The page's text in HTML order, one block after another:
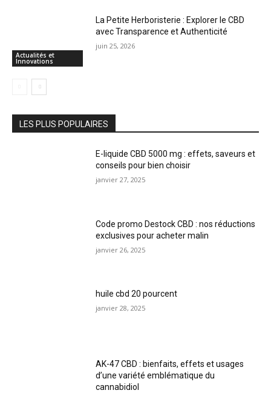
Actualités et
Innovations
La Petite Herboristerie : Explorer le CBD
avec Transparence et Authenticité
juin 25, 2026
LES PLUS POPULAIRES
E-liquide CBD 5000 mg : effets, saveurs et
conseils pour bien choisir
janvier 27, 2025
Code promo Destock CBD : nos réductions
exclusives pour acheter malin
janvier 26, 2025
huile cbd 20 pourcent
janvier 28, 2025
AK-47 CBD : bienfaits, effets et usages
d’une variété emblématique du
cannabidiol